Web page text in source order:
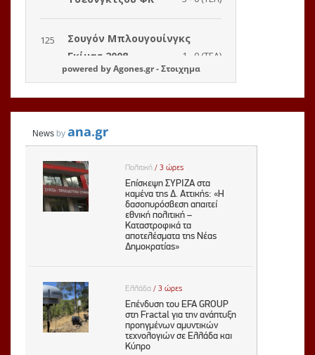
powered byAgones.gr-Στοιχημα